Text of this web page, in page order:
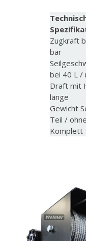
Zugkraft
bar
bei 40 L /
Draft mit
länge
Gewicht
Teil /
Komplett